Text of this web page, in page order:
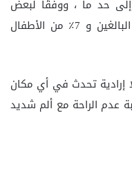
حد ما ، ووفقًا لبعض
الدراسات فإن ما يصل إلى 60٪ من البالغين و 7٪ من الأطفال
تحدث في أي مكان
عدم الراحة مع ألم شديد